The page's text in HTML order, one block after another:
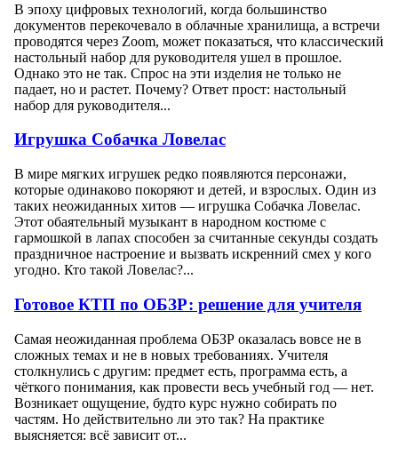
В эпоху цифровых технологий, когда большинство
документов перекочевало в облачные хранилища, а встречи
проводятся через Zoom, может показаться, что классический
настольный набор для руководителя ушел в прошлое.
Однако это не так. Спрос на эти изделия не только не
падает, но и растет. Почему? Ответ прост: настольный
набор для руководителя...
Игрушка Собачка Ловелас
В мире мягких игрушек редко появляются персонажи,
которые одинаково покоряют и детей, и взрослых. Один из
таких неожиданных хитов — игрушка Собачка Ловелас.
Этот обаятельный музыкант в народном костюме с
гармошкой в лапах способен за считанные секунды создать
праздничное настроение и вызвать искренний смех у кого
угодно. Кто такой Ловелас?...
Готовое КТП по ОБЗР: решение для учителя
Самая неожиданная проблема ОБЗР оказалась вовсе не в
сложных темах и не в новых требованиях. Учителя
столкнулись с другим: предмет есть, программа есть, а
чёткого понимания, как провести весь учебный год — нет.
Возникает ощущение, будто курс нужно собирать по
частям. Но действительно ли это так? На практике
выясняется: всё зависит от...